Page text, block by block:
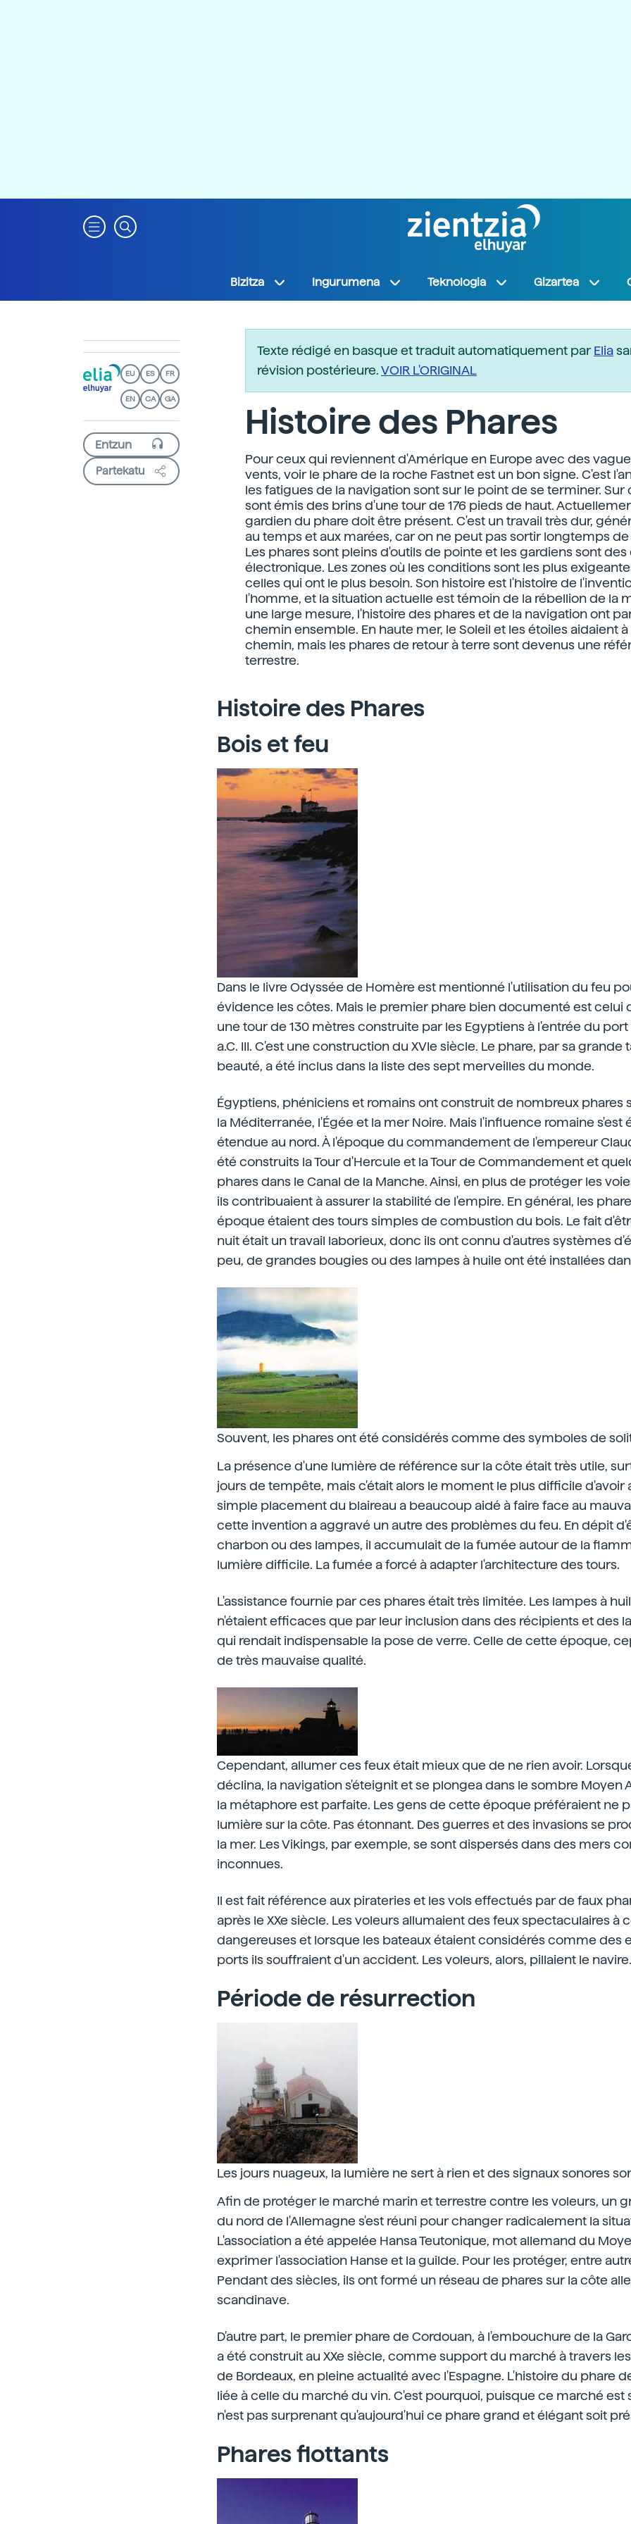
Bizitza Ingurumena Teknologia Gizartea
EU ES FR
EN CA GA
Partekatu
Texte rédigé en basque et traduit automatiquement parElia
révision postérieure.VOIR L'ORIGINAL
Histoire des Phares
Pour ceux qui reviennent d'Amérique en Europe avec des
vents, voir le phare de la roche Fastnet est un bon signe. C'est
les fatigues de la navigation sont sur le point de se terminer. Sur
sont émis des brins d'une tour de 176 pieds de haut.
gardien du phare doit être présent. C'est un travail très dur,
au temps et aux marées, car on ne peut pas sortir longtemps de
Les phares sont pleins d'outils de pointe et les gardiens sont
électronique. Les zones où les conditions sont les plus
celles qui ont le plus besoin. Son histoire est l'histoire de
l'homme, et la situation actuelle est témoin de la rébellion de la
une large mesure, l'histoire des phares et de la navigation ont
chemin ensemble. En haute mer, le Soleil et les étoiles aidaient
chemin, mais les phares de retour à terre sont devenus une
terrestre.
Histoire des Phares
Bois et feu
Dans le livre Odyssée de Homère est mentionné l'utilisation du feu
évidence les côtes. Mais le premier phare bien documenté est celui
une tour de 130 mètres construite par les Egyptiens à l'entrée du port
a.C. III. C'est une construction du XVIe siècle. Le phare, par sa grande
beauté, a été inclus dans la liste des sept merveilles du monde.
Égyptiens, phéniciens et romains ont construit de nombreux phares
la Méditerranée, l'Égée et la mer Noire. Mais l'influence romaine s'est
étendue au nord. À l'époque du commandement de l'empereur
été construits la Tour d'Hercule et la Tour de Commandement et
phares dans le Canal de la Manche. Ainsi, en plus de protéger les
ils contribuaient à assurer la stabilité de l'empire. En général, les
époque étaient des tours simples de combustion du bois. Le fait
nuit était un travail laborieux, donc ils ont connu d'autres systèmes
peu, de grandes bougies ou des lampes à huile ont été installées
Souvent, les phares ont été considérés comme des symboles de
La présence d'une lumière de référence sur la côte était très utile,
jours de tempête, mais c'était alors le moment le plus difficile d'avoir
simple placement du blaireau a beaucoup aidé à faire face au
cette invention a aggravé un autre des problèmes du feu. En dépit
charbon ou des lampes, il accumulait de la fumée autour de la
lumière difficile. La fumée a forcé à adapter l'architecture des tours.
L'assistance fournie par ces phares était très limitée. Les lampes à
n'étaient efficaces que par leur inclusion dans des récipients et des
qui rendait indispensable la pose de verre. Celle de cette époque,
de très mauvaise qualité.
Cependant, allumer ces feux était mieux que de ne rien avoir.
déclina, la navigation s'éteignit et se plongea dans le sombre Moyen
la métaphore est parfaite. Les gens de cette époque préféraient ne
lumière sur la côte. Pas étonnant. Des guerres et des invasions se
la mer. Les Vikings, par exemple, se sont dispersés dans des mers
inconnues.
Il est fait référence aux pirateries et les vols effectués par de faux
après le XXe siècle. Les voleurs allumaient des feux spectaculaires à
dangereuses et lorsque les bateaux étaient considérés comme des
ports ils souffraient d'un accident. Les voleurs, alors, pillaient le navire.
Période de résurrection
Les jours nuageux, la lumière ne sert à rien et des signaux sonores
Afin de protéger le marché marin et terrestre contre les voleurs, un
du nord de l'Allemagne s'est réuni pour changer radicalement la
L'association a été appelée Hansa Teutonique, mot allemand du
exprimer l'association Hanse et la guilde. Pour les protéger, entre
Pendant des siècles, ils ont formé un réseau de phares sur la côte
scandinave.
D'autre part, le premier phare de Cordouan, à l'embouchure de la
a été construit au XXe siècle, comme support du marché à travers
de Bordeaux, en pleine actualité avec l'Espagne. L'histoire du phare
liée à celle du marché du vin. C'est pourquoi, puisque ce marché est
n'est pas surprenant qu'aujourd'hui ce phare grand et élégant soit
Phares flottants